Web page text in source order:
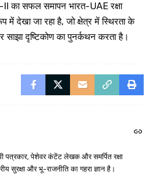
का सफल समापन भारत-UAE रक्षा
देखा जा रहा है, जो क्षेत्र में स्थिरता के
साझा दृष्टिकोण का पुनर्कथन करता है।
पेशेवर कंटेंट लेखक और समर्पित रक्षा
सुरक्षा और भू-राजनीति का गहरा ज्ञान है।